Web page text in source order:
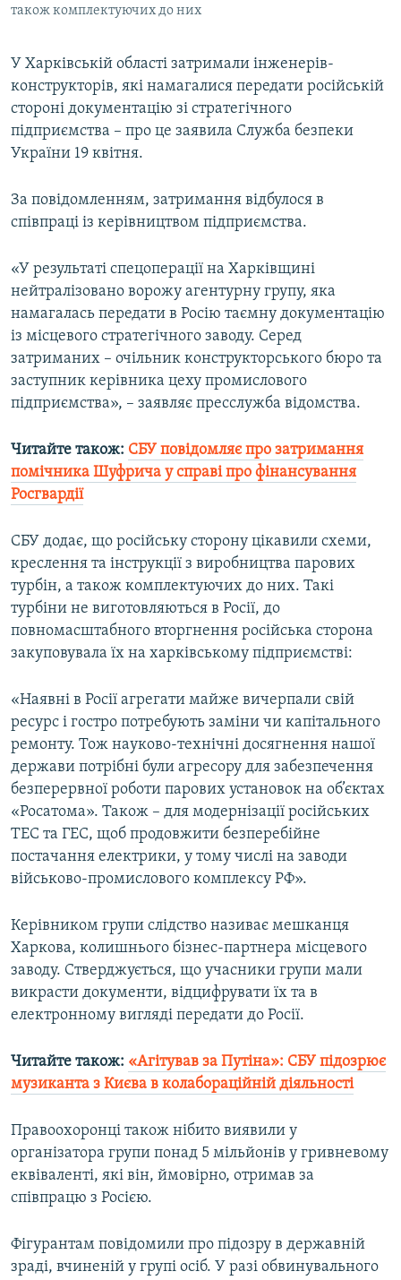
КТАТ
ДОЛУЧАЙСЯ!
Усі сайти RFE/RL
також комплектуючих до них
У Харківській області затримали інженерів-
конструкторів, які намагалися передати російській
стороні документацію зі стратегічного
підприємства – про це заявила Служба безпеки
України 19 квітня.
За повідомленням, затримання відбулося в
співпраці із керівництвом підприємства.
«У результаті спецоперації на Харківщині
нейтралізовано ворожу агентурну групу, яка
намагалась передати в Росію таємну документацію
із місцевого стратегічного заводу. Серед
затриманих – очільник конструкторського бюро та
заступник керівника цеху промислового
підприємства», – заявляє пресслужба відомства.
Читайте також: СБУ повідомляє про затримання
помічника Шуфрича у справі про фінансування
Росгвардії
СБУ додає, що російську сторону цікавили схеми,
креслення та інструкції з виробництва парових
турбін, а також комплектуючих до них. Такі
турбіни не виготовляються в Росії, до
повномасштабного вторгнення російська сторона
закуповувала їх на харківському підприємстві:
«Наявні в Росії агрегати майже вичерпали свій
ресурс і гостро потребують заміни чи капітального
ремонту. Тож науково-технічні досягнення нашої
держави потрібні були агресору для забезпечення
безперервної роботи парових установок на об’єктах
«Росатома». Також – для модернізації російських
ТЕС та ГЕС, щоб продовжити безперебійне
постачання електрики, у тому числі на заводи
військово-промислового комплексу РФ».
Керівником групи слідство називає мешканця
Харкова, колишнього бізнес-партнера місцевого
заводу. Стверджується, що учасники групи мали
викрасти документи, відцифрувати їх та в
електронному вигляді передати до Росії.
Читайте також: «Агітував за Путіна»: СБУ підозрює
музиканта з Києва в колабораційній діяльності
Правоохоронці також нібито виявили у
організатора групи понад 5 мільйонів у гривневому
еквіваленті, які він, ймовірно, отримав за
співпрацю з Росією.
Фігурантам повідомили про підозру в державній
зраді, вчиненій у групі осіб. У разі обвинувального